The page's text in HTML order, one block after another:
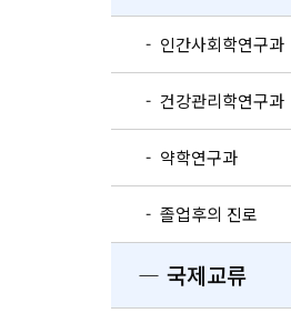
- 인간사회학연구과
- 건강관리학연구과
- 약학연구과
- 졸업후의 진로
― 국제교류